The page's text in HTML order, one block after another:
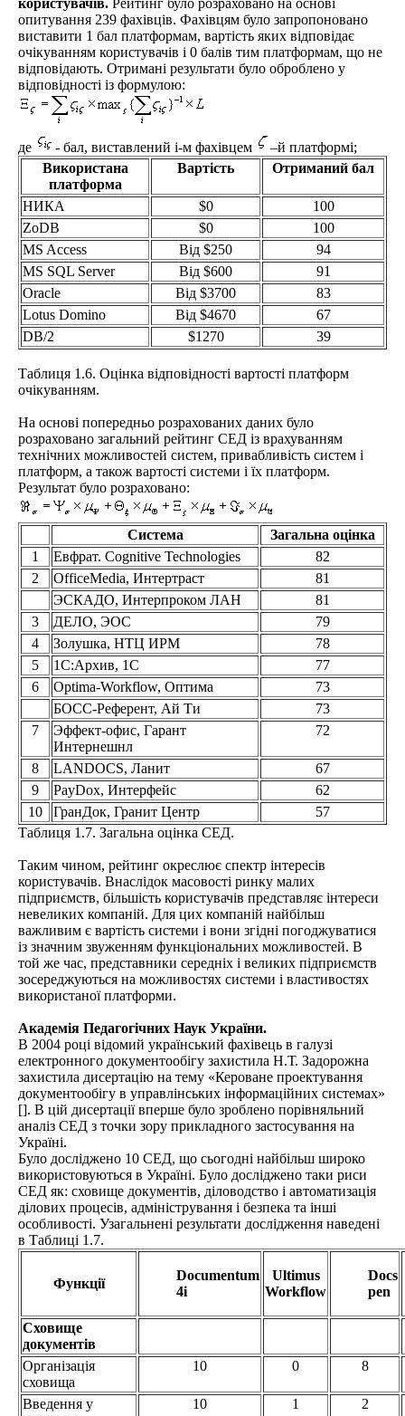
користувачів. Рейтинг було розраховано на основі
опитування 239 фахівців. Фахівцям було запропоновано
виставити 1 бал платформам, вартість яких відповідає
очікуванням користувачів і 0 балів тим платформам, що не
відповідають. Отримані результати було оброблено у
відповідності із формулою:
де - бал, виставлений i-м фахівцем
–й платформі;
Використана
платформа
Вартість Отриманий бал
НИКА $0
100
ZoDB
$0
100
MS Access
Від $250
94
MS SQL Server
Від $600
91
Oracle
Від $3700
83
Lotus Domino
Від $4670
67
DB/2
$1270 39
Таблиця 1.6. Оцінка відповідності вартості платформ
очікуванням.
На основі попередньо розрахованих даних було
розраховано загальний рейтинг СЕД із врахуванням
технічних можливостей систем, привабливість систем і
платформ, а також вартості системи і їх платформ.
Результат було розраховано:
Система
Загальна оцінка
1
Евфрат. Cognitive Technologies
82
2
OfficeMedia, Интертраст
81
ЭСКАДО, Интерпроком ЛАН
81
3
ДЕЛО, ЭОС
79
4
Золушка, НТЦ ИРМ
78
5
1C:Архив, 1С
77
6
Optima-Workflow, Оптима
73
БОСС-Референт, Ай Ти
73
7
Эффект-офис, Гарант
Интернешнл
72
8 LANDOCS, Ланит
67
9
PayDox, Интерфейс
62
10
ГранДок, Гранит Центр
57
Таблиця 1.7. Загальна оцінка СЕД.
Таким чином, рейтинг окреслює спектр інтересів
користувачів. Внаслідок масовості ринку малих
підприємств, більшість користувачів представляє інтереси
невеликих компаній. Для цих компаній найбільш
важливим є вартість системи і вони згідні погоджуватися
із значним звуженням функціональних можливостей. В
той же час, представники середніх і великих підприємств
зосереджуються на можливостях системи і властивостях
використаної платформи.
Академія Педагогічних Наук України.
В 2004 році відомий український фахівець в галузі
електронного документообігу захистила Н.Т. Задорожна
захистила дисертацію на тему «Кероване проектування
документообігу в управлінських інформаційних системах»
[]. В цій дисертації вперше було зроблено порівняльний
аналіз СЕД з точки зору прикладного застосування на
Україні.
Було досліджено 10 СЕД, що сьогодні найбільш широко
використовуються в Україні. Було досліджено таки риси
СЕД як: сховище документів, діловодство і автоматизація
ділових процесів, адміністрування і безпека та інші
особливості. Узагальнені результати дослідження наведені
в Таблиці 1.7.
Функції
Documentum
4i
Ultimus
Workflow
Docs
pen
Сховище
документів
Організація
сховища
10 0 8
Введення у
10 1 2